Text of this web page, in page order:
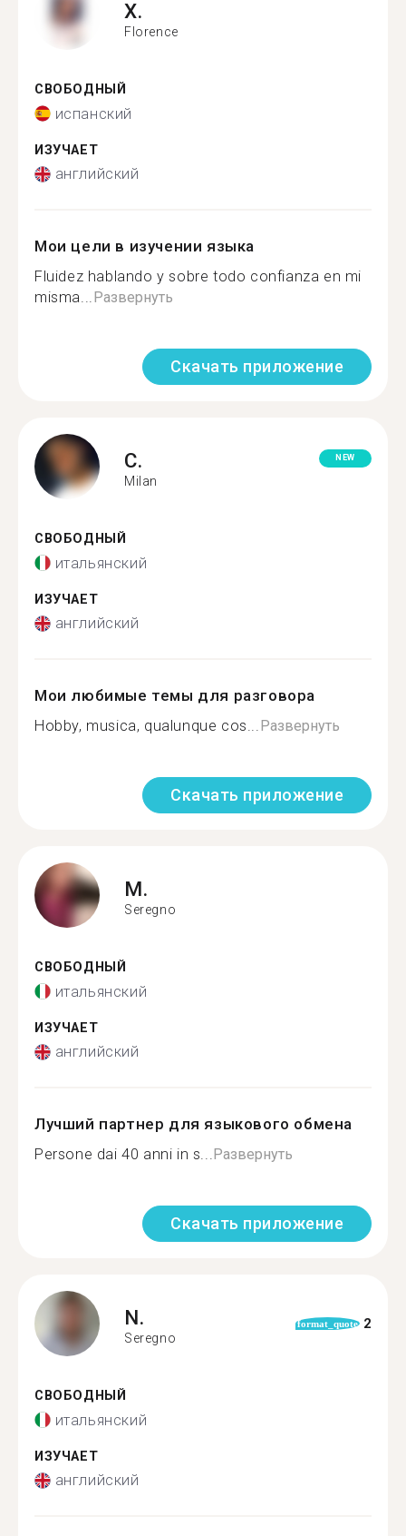
X.
Florence
СВОБОДНЫЙ
испанский
ИЗУЧАЕТ
английский
Мои цели в изучении языка
Fluidez hablando y sobre todo confianza en mi
misma...Развернуть
Скачать приложение
C.
Milan
NEW
СВОБОДНЫЙ
итальянский
ИЗУЧАЕТ
английский
Мои любимые темы для разговора
Hobby, musica, qualunque cos...Развернуть
Скачать приложение
M.
Seregno
СВОБОДНЫЙ
итальянский
ИЗУЧАЕТ
английский
Лучший партнер для языкового обмена
Persone dai 40 anni in s...Развернуть
Скачать приложение
N.
Seregno
format_quote 2
СВОБОДНЫЙ
итальянский
ИЗУЧАЕТ
английский